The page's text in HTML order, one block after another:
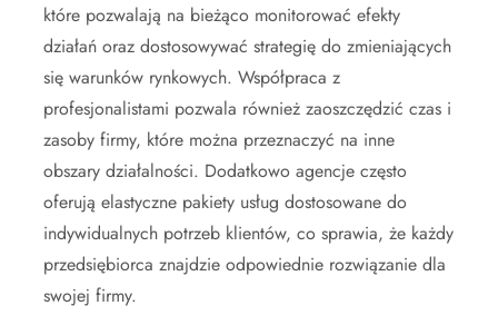
które pozwalają na bieżąco monitorować efekty
działań oraz dostosowywać strategię do zmieniających
się warunków rynkowych. Współpraca z
profesjonalistami pozwala również zaoszczędzić czas i
zasoby firmy, które można przeznaczyć na inne
obszary działalności. Dodatkowo agencje często
oferują elastyczne pakiety usług dostosowane do
indywidualnych potrzeb klientów, co sprawia, że każdy
przedsiębiorca znajdzie odpowiednie rozwiązanie dla
swojej firmy.